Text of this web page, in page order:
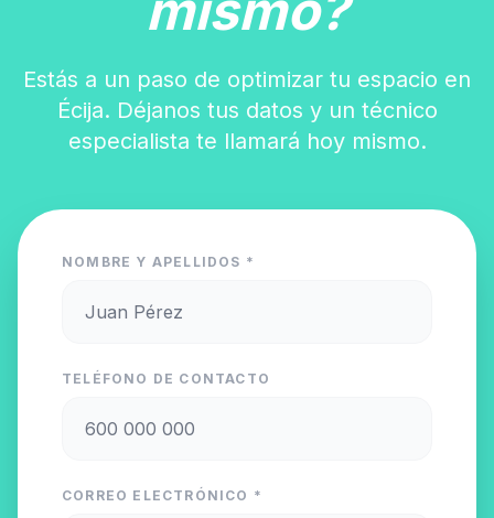
Estás a un paso de optimizar tu espacio en
Écija. Déjanos tus datos y un técnico
especialista te llamará hoy mismo.
NOMBRE Y APELLIDOS *
TELÉFONO DE CONTACTO
CORREO ELECTRÓNICO *